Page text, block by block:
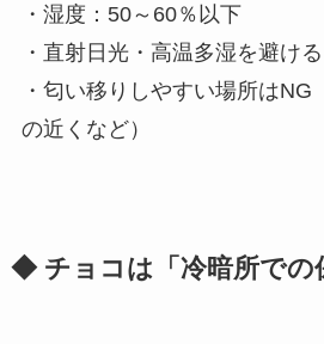
・湿度：50～60％以下
・直射日光・高温多湿を避ける
・匂い移りしやすい場所はNG
の近くなど）
◆ チョコは「冷暗所での